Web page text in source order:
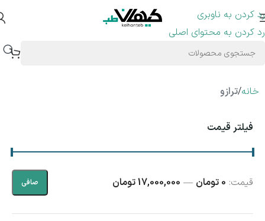
رد کردن به ناوبری
رد کردن به محتوای اصلی
خانه/ترازو
فیلتر قیمت
صافی قيمت: 0 تومان — 17,000,000 تومان